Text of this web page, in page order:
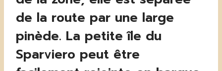
de la route par une large
pinède. La petite île du
Sparviero peut être